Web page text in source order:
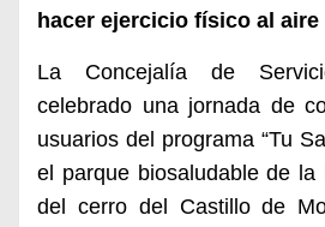
hacer ejercicio físico al aire
La Concejalía de
celebrado una jornada de
usuarios del programa “Tu
el parque biosaludable de
del cerro del Castillo de